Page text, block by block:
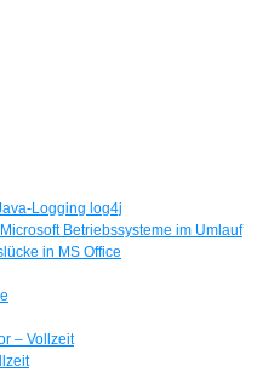
Logging log4j
Betriebssysteme im Umlauf
in MS Office
– Vollzeit